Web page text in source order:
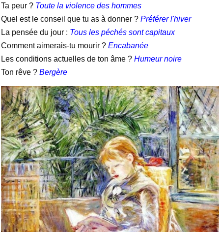
Ta peur ? Toute la violence des hommes
Quel est le conseil que tu as à donner ? Préférer l'hiver
La pensée du jour : Tous les péchés sont capitaux
Comment aimerais-tu mourir ? Encabanée
Les conditions actuelles de ton âme ? Humeur noire
Ton rêve ? Bergère